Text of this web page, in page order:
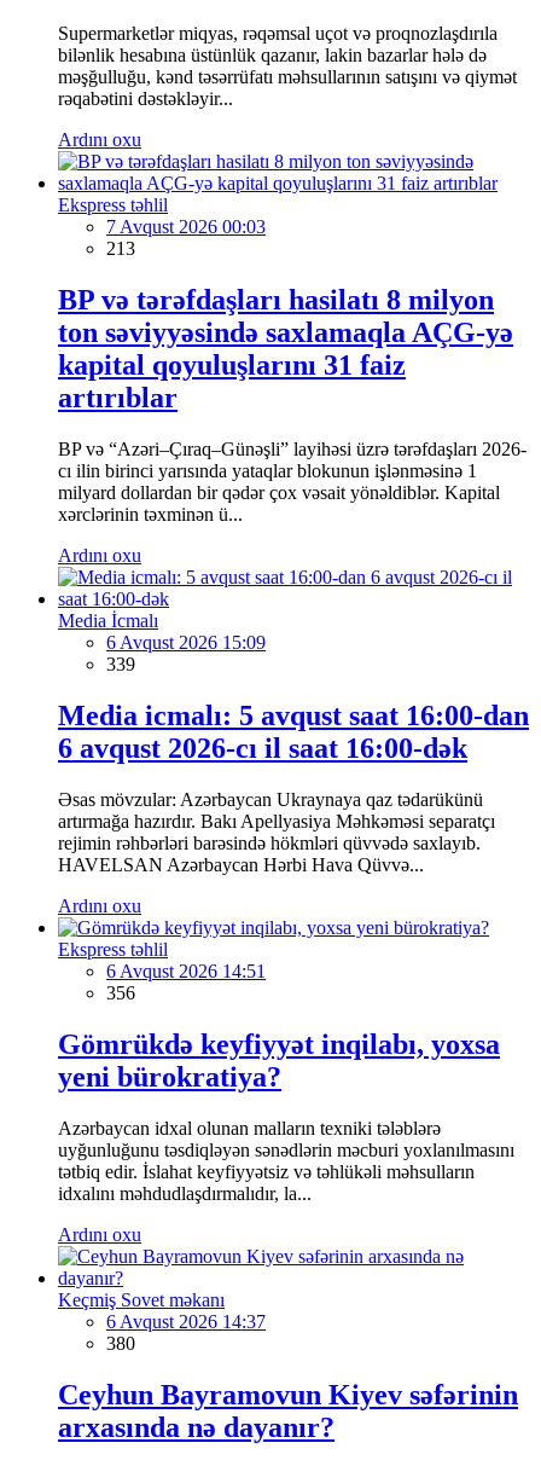
Supermarketlər miqyas, rəqəmsal uçot və proqnozlaşdırıla
bilənlik hesabına üstünlük qazanır, lakin bazarlar hələ də
məşğulluğu, kənd təsərrüfatı məhsullarının satışını və qiymət
rəqabətini dəstəkləyir...
Ardını oxu
Ekspress təhlil
7 Avqust 2026 00:03
213
BP və tərəfdaşları hasilatı 8 milyon
ton səviyyəsində saxlamaqla AÇG-yə
kapital qoyuluşlarını 31 faiz
artırıblar
BP və “Azəri–Çıraq–Günəşli” layihəsi üzrə tərəfdaşları 2026-
cı ilin birinci yarısında yataqlar blokunun işlənməsinə 1
milyard dollardan bir qədər çox vəsait yönəldiblər. Kapital
xərclərinin təxminən ü...
Ardını oxu
Media İcmalı
6 Avqust 2026 15:09
339
Media icmalı: 5 avqust saat 16:00-dan
6 avqust 2026-cı il saat 16:00-dək
Əsas mövzular: Azərbaycan Ukraynaya qaz tədarükünü
artırmağa hazırdır. Bakı Apellyasiya Məhkəməsi separatçı
rejimin rəhbərləri barəsində hökmləri qüvvədə saxlayıb.
HAVELSAN Azərbaycan Hərbi Hava Qüvvə...
Ardını oxu
Ekspress təhlil
6 Avqust 2026 14:51
356
Gömrükdə keyfiyyət inqilabı, yoxsa
yeni bürokratiya?
Azərbaycan idxal olunan malların texniki tələblərə
uyğunluğunu təsdiqləyən sənədlərin məcburi yoxlanılmasını
tətbiq edir. İslahat keyfiyyətsiz və təhlükəli məhsulların
idxalını məhdudlaşdırmalıdır, la...
Ardını oxu
Keçmiş Sovet məkanı
6 Avqust 2026 14:37
380
Ceyhun Bayramovun Kiyev səfərinin
arxasında nə dayanır?